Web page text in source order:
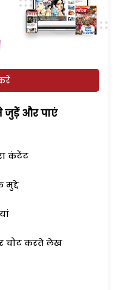
जुड़ेें और पाएं
कंटेंट
चोट करते लेख